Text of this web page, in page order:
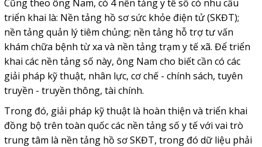
Cũng theo ông Nam, có 4 nền tảng y tế số có nhu cầu
triển khai là: Nền tảng hồ sơ sức khỏe điện tử (SKĐT);
nền tảng quản lý tiêm chủng; nền tảng hỗ trợ tư vấn
khám chữa bệnh từ xa và nền tảng trạm y tế xã. Để triển
khai các nền tảng số này, ông Nam cho biết cần có các
giải pháp kỹ thuật, nhân lực, cơ chế - chính sách, tuyên
truyền - truyền thông, tài chính.
Trong đó, giải pháp kỹ thuật là hoàn thiện và triển khai
đồng bộ trên toàn quốc các nền tảng số y tế với vai trò
trung tâm là nền tảng hồ sơ SKĐT, trong đó dữ liệu phải